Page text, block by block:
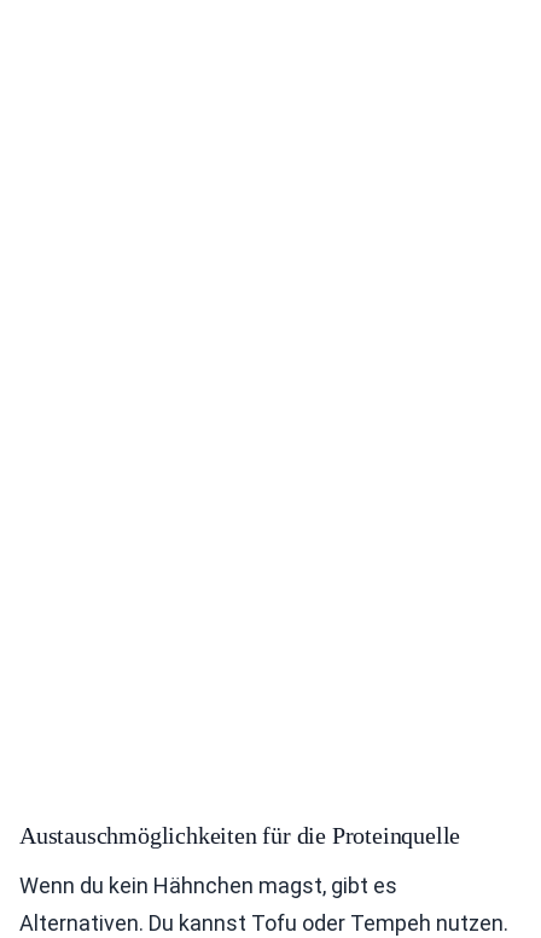
Austauschmöglichkeiten für die Proteinquelle
Wenn du kein Hähnchen magst, gibt es
Alternativen. Du kannst Tofu oder Tempeh nutzen.